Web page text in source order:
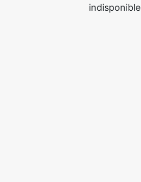
indisponible